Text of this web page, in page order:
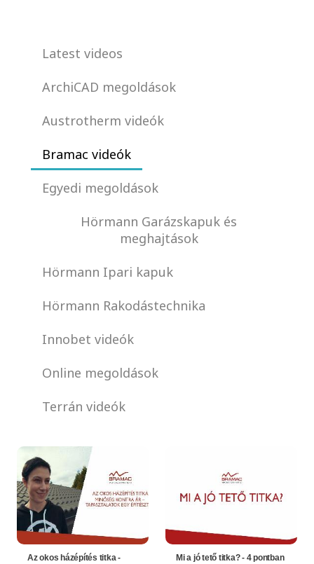
Latest videos
ArchiCAD megoldások
Austrotherm videók
Bramac videók
Egyedi megoldások
Hörmann Garázskapuk és
meghajtások
Hörmann Ipari kapuk
Hörmann Rakodástechnika
Innobet videók
Online megoldások
Terrán videók
Az okos házépítés titka -
Mi a jó tető titka? - 4 pontban